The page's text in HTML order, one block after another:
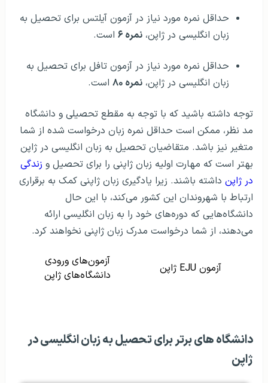
حداقل نمره مورد نیاز در آزمون آیلتس برای تحصیل به
زبان انگلیسی در ژاپن، نمره ۶ است.
حداقل نمره مورد نیاز در آزمون تافل برای تحصیل به
زبان انگلیسی در ژاپن، نمره ۸۰ است.
توجه داشته باشید که با توجه به مقطع تحصیلی و دانشگاه
مد نظر، ممکن است حداقل نمره زبان درخواست شده از شما
متغیر نیز باشد. متقاضیان تحصیل به زبان انگلیسی در ژاپن
بهتر است که مهارت اولیه زبان ژاپنی را برای تحصیل و زندگی
در ژاپن داشته باشند. زیرا یادگیری زبان ژاپنی کمک به برقراری
ارتباط با شهروندان این کشور می‌کند، با این حال
دانشگاه‌هایی که دوره‌های خود را به زبان انگلیسی ارائه
می‌دهند، از شما درخواست مدرک زبان ژاپنی نخواهند کرد.
آزمون EJU ژاپن
آزمون‌های ورودی
دانشگاه‌های ژاپن
دانشگاه های برتر برای تحصیل به زبان انگلیسی در
ژاپن